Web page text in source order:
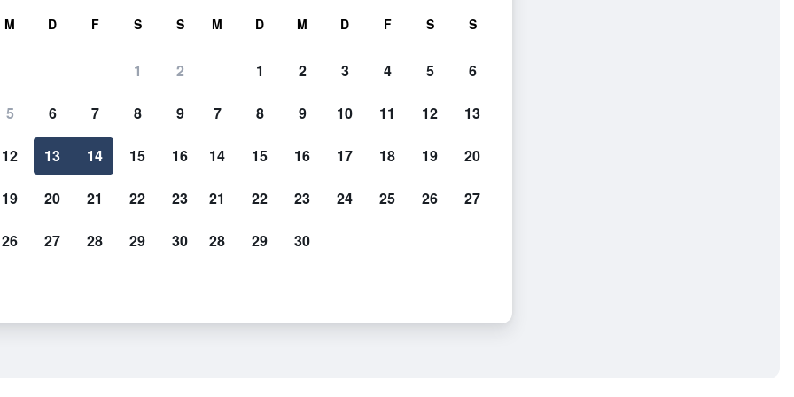
Preise anzeigen
Preise anzeigen
M D F S S
1 2
5 6 7 8 9
12 13 14 15 16
19 20 21 22 23
26 27 28 29 30
M D M D F S S
1 2 3 4 5 6
7 8 9 10 11 12 13
14 15 16 17 18 19 20
21 22 23 24 25 26 27
28 29 30